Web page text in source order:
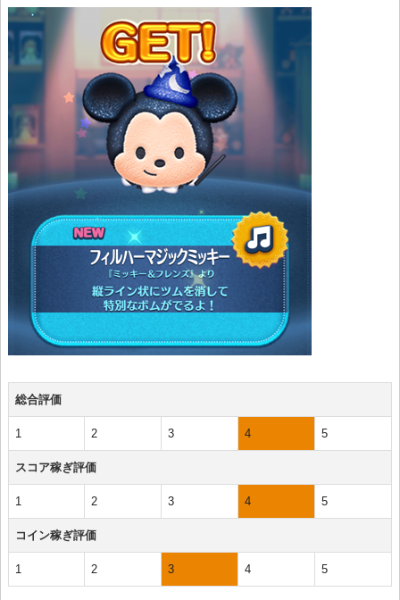
総合評価
1 2 3 4 5
スコア稼ぎ評価
1 2 3 4 5
コイン稼ぎ評価
1 2 3 4 5